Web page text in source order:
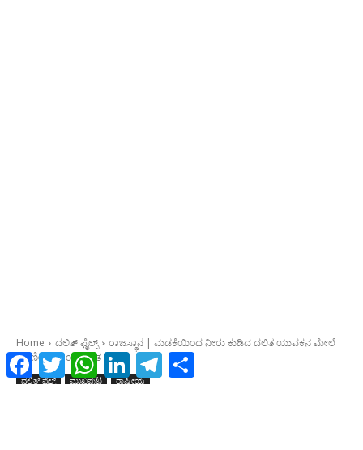
FacebookTwitterWhatsAppLinkedInTelegram